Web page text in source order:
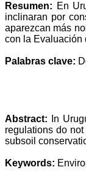
Resumen: En
inclinaran por
aparezcan más
con la Evaluación
Palabras clave:
Abstract:
In
regulations do
subsoil
Keywords: